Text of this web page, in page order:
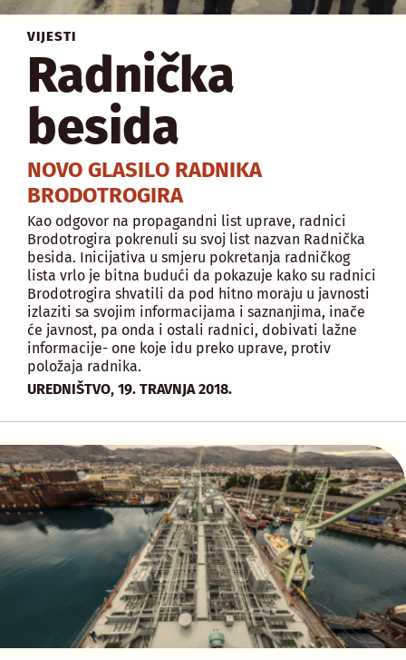
VIJESTI
Radnička
besida
NOVO GLASILO RADNIKA
BRODOTROGIRA
Kao odgovor na propagandni list uprave, radnici
Brodotrogira pokrenuli su svoj list nazvan Radnička
besida. Inicijativa u smjeru pokretanja radničkog
lista vrlo je bitna budući da pokazuje kako su radnici
Brodotrogira shvatili da pod hitno moraju u javnosti
izlaziti sa svojim informacijama i saznanjima, inače
će javnost, pa onda i ostali radnici, dobivati lažne
informacije- one koje idu preko uprave, protiv
položaja radnika.
UREDNIŠTVO, 19. TRAVNJA 2018.